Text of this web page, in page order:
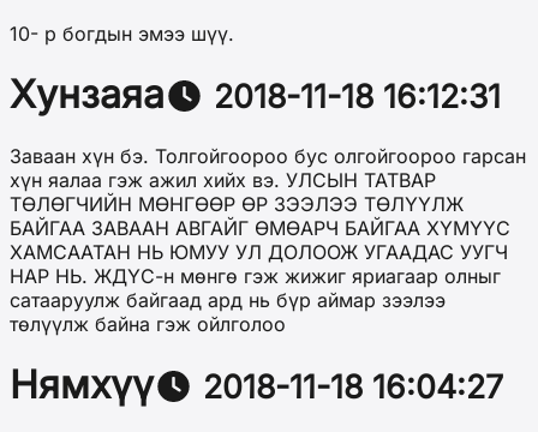
10- р богдын эмээ шүү.
Хунзаяа 2018-11-18 16:12:31
Заваан хүн бэ. Толгойгоороо бус олгойгоороо гарсан
хүн яалаа гэж ажил хийх вэ. УЛСЫН ТАТВАР
ТӨЛӨГЧИЙН МӨНГӨӨР ӨР ЗЭЭЛЭЭ ТӨЛҮҮЛЖ
БАЙГАА ЗАВААН АВГАЙГ ӨМӨАРЧ БАЙГАА ХҮМҮҮС
ХАМСААТАН НЬ ЮМУУ УЛ ДОЛООЖ УГААДАС УУГЧ
НАР НЬ. ЖДҮС-н мөнгө гэж жижиг яриагаар олныг
сатааруулж байгаад ард нь бүр аймар зээлээ
төлүүлж байна гэж ойлголоо
Нямхүү 2018-11-18 16:04:27